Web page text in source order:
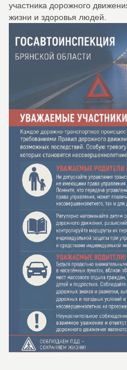
участника дорожного
жизни и здоровья людей.